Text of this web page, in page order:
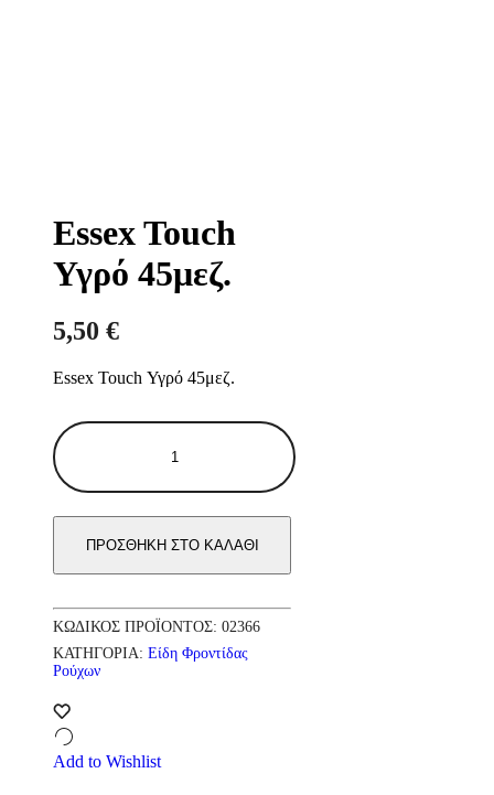
Essex Touch
Υγρό 45μεζ.
5,50 €
Essex Touch Υγρό 45μεζ.
Touch
45μεζ.
ποσότητα
ΠΡΟΣΘΉΚΗ ΣΤΟ ΚΑΛΆΘΙ
ΚΩΔΙΚΌΣ ΠΡΟΪΌΝΤΟΣ: 02366
ΚΑΤΗΓΟΡΊΑ: Είδη Φροντίδας
Ρούχων
Add to Wishlist